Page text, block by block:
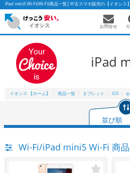
iPad mini5 Wi-Fi(Wi-Fi)商品一覧│中古スマホ販売の【イオシス】
お問合せ
iPad
イオシス 【ホーム】 商品一覧 タブレット iOS
並び順
Wi-Fi/iPad mini5 Wi-Fi 商
かんたんパソコン検索に切
人気の検索ワード：Let's noteEliteBookMacBook
カテゴリー